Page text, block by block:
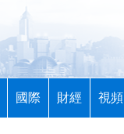
國際 財經 視頻